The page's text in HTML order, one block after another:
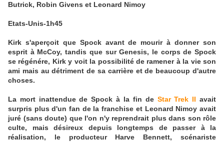
Butrick, Robin Givens et Leonard Nimoy
Etats-Unis-1h45
Kirk s'aperçoit que Spock avant de mourir à donner son
esprit à McCoy, tandis que sur Genesis, le corps de Spock
se régénére, Kirk y voit la possibilité de ramener à la vie son
ami mais au détriment de sa carrière et de beaucoup d'autre
choses.
La mort inattendue de Spock à la fin de Star Trek II avait
surpris plus d'un fan de la franchise et Leonard Nimoy avait
juré (sans doute) que l'on n'y reprendrait plus dans son rôle
culte, mais désireux depuis longtemps de passer à la
réalisation, le producteur Harve Bennett, scénariste